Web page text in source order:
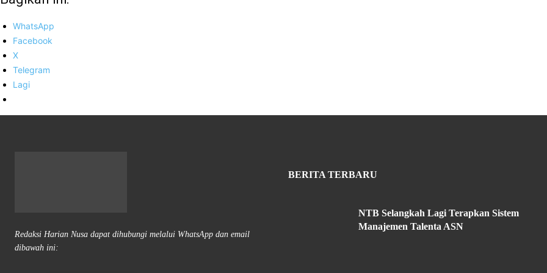
WhatsApp
Facebook
X
Telegram
Lagi
Redaksi Harian Nusa dapat dihubungi melalui WhatsApp dan email
dibawah ini:
BERITA TERBARU
NTB Selangkah Lagi Terapkan Sistem
Manajemen Talenta ASN